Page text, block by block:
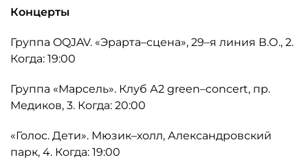
Концерты
Группа OQJAV. «Эрарта–сцена», 29–я линия В.О., 2.
Когда: 19:00
Группа «Марсель». Клуб А2 green–concert, пр.
Медиков, 3. Когда: 20:00
«Голос. Дети». Мюзик–холл, Александровский
парк, 4. Когда: 19:00